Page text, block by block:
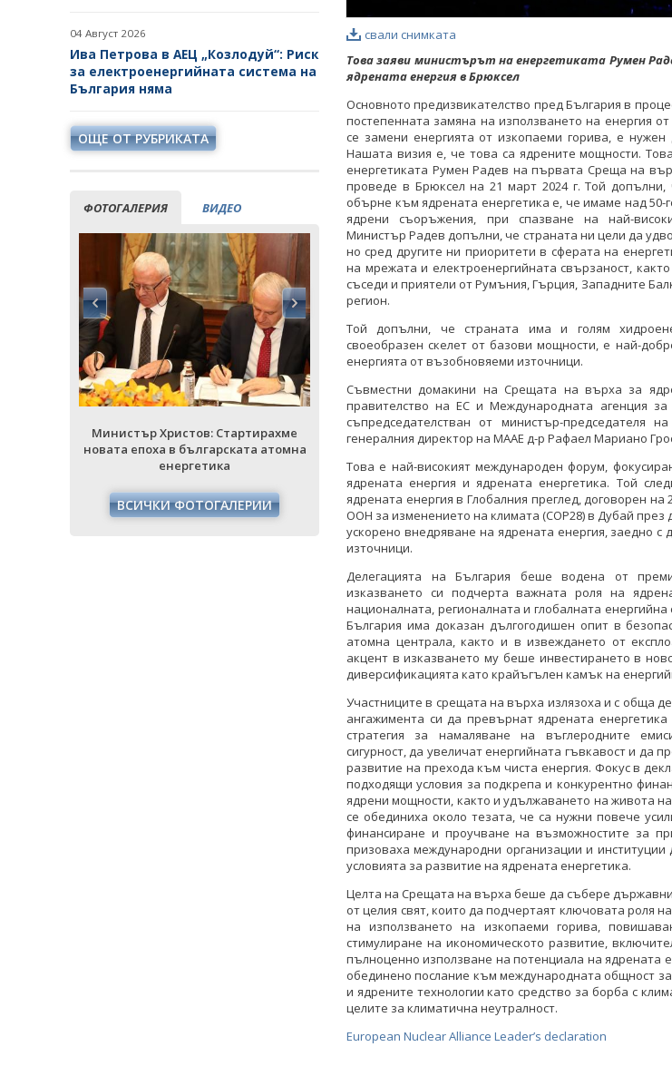
04 Август 2026
Ива Петрова в АЕЦ „Козлодуй“: Риск
за електроенергийната система на
България няма
ОЩЕ ОТ РУБРИКАТА
ФОТОГАЛЕРИЯ ВИДЕО
Министър Христов: Стартирахме
новата епоха в българската атомна
енергетика
ВСИЧКИ ФОТОГАЛЕРИИ
Министър Христов: Стартирахме
новата епоха в българската атомна
енергетика
ВСИЧКИ ФОТОГАЛЕРИИ
Министър
новата епоха
свали снимката
Това заяви министърът на енергетиката Румен
ядрената енергия в Брюксел
Основното предизвикателство пред България в
постепенната замяна на използването на енергия
се замени енергията от изкопаеми горива, е нужен
Нашата визия е, че това са ядрените мощности.
енергетиката Румен Радев на първата Среща на
проведе в Брюксел на 21 март 2024 г. Той
обърне към ядрената енергетика е, че имаме над 50-
ядрени съоръжения, при спазване на най-
Министър Радев допълни, че страната ни цели да
но сред другите ни приоритети в сферата на
на мрежата и електроенергийната свързаност,
съседи и приятели от Румъния, Гърция, Западните
регион.
Той допълни, че страната има и голям
своеобразен скелет от базови мощности, е най-
енергията от възобновяеми източници.
Съвместни домакини на Срещата на върха за
правителство на ЕС и Международната агенция
съпредседателстван от министър-председателя
генералния директор на МААЕ д-р Рафаел Мариано
Това е най-високият международен форум,
ядрената енергия и ядрената енергетика. Той
ядрената енергия в Глобалния преглед, договорен
ООН за изменението на климата (COP28) в Дубай през
ускорено внедряване на ядрената енергия, заедно с
източници.
Делегацията на България беше водена от
изказването си подчерта важната роля на
националната, регионалната и глобалната
България има доказан дългогодишен опит в
атомна централа, както и в извеждането от
акцент в изказването му беше инвестирането в
диверсификацията като крайъгълен камък на
Участниците в срещата на върха излязоха и с обща
ангажимента си да превърнат ядрената
стратегия за намаляване на въглеродните
сигурност, да увеличат енергийната гъвкавост и да
развитие на прехода към чиста енергия. Фокус в
подходящи условия за подкрепа и конкурентно
ядрени мощности, както и удължаването на живота
се обединиха около тезата, че са нужни повече
финансиране и проучване на възможностите за
призоваха международни организации и
условията за развитие на ядрената енергетика.
Целта на Срещата на върха беше да събере
от целия свят, които да подчертаят ключовата роля
на използването на изкопаеми горива,
стимулиране на икономическото развитие,
пълноценно използване на потенциала на ядрената
обединено послание към международната общност
и ядрените технологии като средство за борба с
целите за климатична неутралност.
European Nuclear Alliance Leader’s declaration